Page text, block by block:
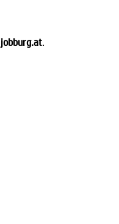
jobburg.at.